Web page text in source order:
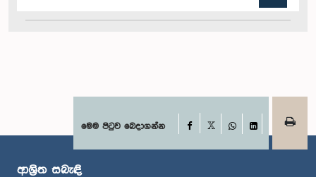
ප.ව. 1:51 - ප.ව. 1:57මෙම පිටුව බෙදාගන්න Facebook
WhatsApp
LinkedIn
ආශ්‍රිත සබැඳි